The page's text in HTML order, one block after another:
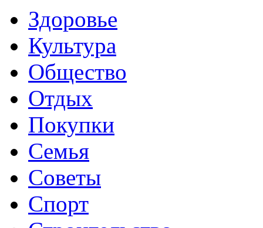
Здоровье
Культура
Общество
Отдых
Покупки
Семья
Советы
Спорт